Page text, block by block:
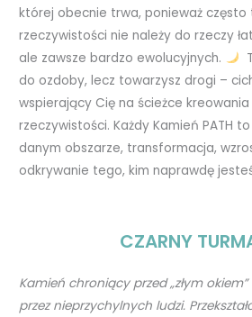
której obecnie trwa, ponieważ
rzeczywistości nie należy do rzeczy
ale zawsze bardzo ewolucyjnych.
do ozdoby, lecz towarzysz drogi –
wspierający Cię na ścieżce
rzeczywistości. Każdy Kamień PATH
danym obszarze, transformacja,
odkrywanie tego, kim naprawdę
CZARNY
Kamień chroniący przed „złym
przez nieprzychylnych ludzi.